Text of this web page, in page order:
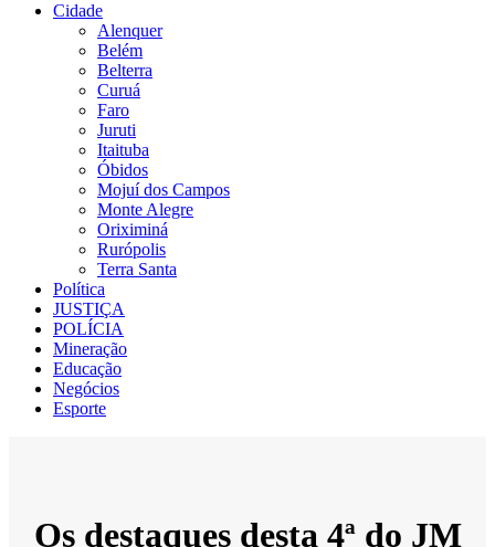
Cidade
Alenquer
Belém
Belterra
Curuá
Faro
Juruti
Itaituba
Óbidos
Mojuí dos Campos
Monte Alegre
Oriximiná
Rurópolis
Terra Santa
Política
JUSTIÇA
POLÍCIA
Mineração
Educação
Negócios
Esporte
Os destaques desta 4ª do JM